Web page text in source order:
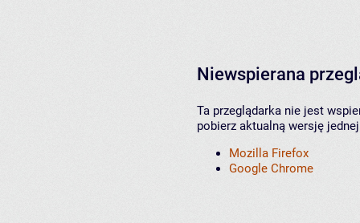
Niewspierana
Ta przeglądarka nie jest
pobierz aktualną wersję
Mozilla Firefox
Google Chrome